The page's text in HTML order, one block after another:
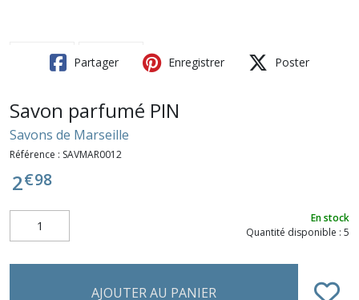
Partager Enregistrer Poster
Savon parfumé PIN
Savons de Marseille
Référence : SAVMAR0012
2€98
En stock
Quantité disponible : 5
AJOUTER AU PANIER